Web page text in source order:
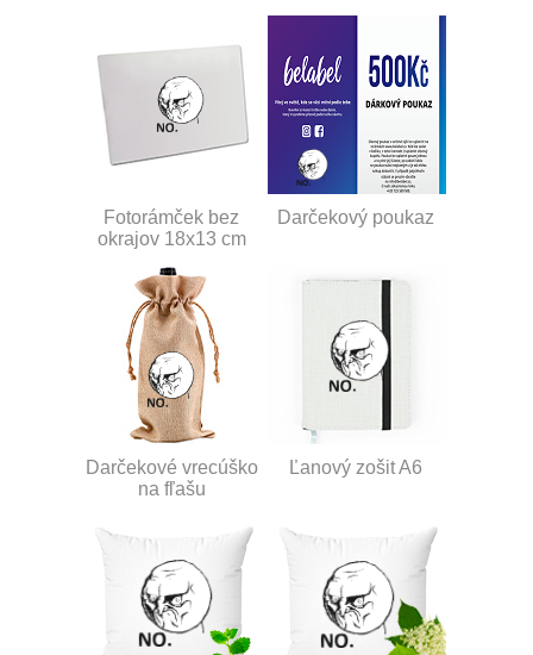
Fotorámček bez
okrajov 18x13 cm
Darčekový poukaz
Darčekové vrecúško
na fľašu
Ľanový zošit A6